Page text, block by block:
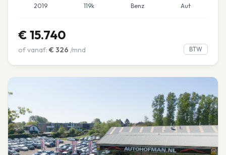
2019 119k Benz Aut
€ 15.740
of vanaf: € 326 /mnd BTW